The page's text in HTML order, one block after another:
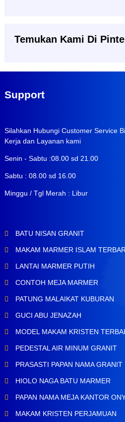
Temukan Kami Di
Support
Silahkan Hubungi Customer Service
Kerja dan Layanan kami
Senin - Sabtu :08.00 sd 21.00
Sabtu : 08.00 sd 16.00
Minggu / Tgl Merah : Libur
BATU NISAN GRANIT
MAKAM MARMER ISLAM
LANTAI MARMER PUTIH
CONTOH MEJA MARMER
PATUNG MALAIKAT KUBURAN
GUCI ABU JENAZAH
MODEL MAKAM KRISTEN
PEDESTAL AIR MINUM GRANIT
PRASASTI PAPAN NAMA GRANIT
HIOLO NAGA BATU MARMER
PAPAN NAMA MEJA KANTOR
MAKAM KRISTEN PERJAMUAN